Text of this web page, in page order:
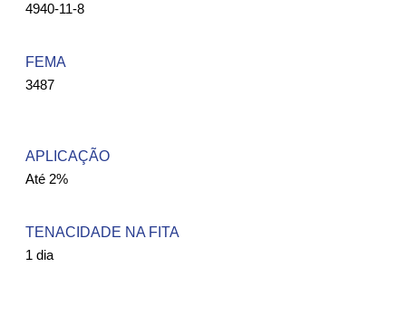
4940-11-8
FEMA ​
3487
APLICAÇÃO
Até 2%
TENACIDADE NA FITA
1 dia